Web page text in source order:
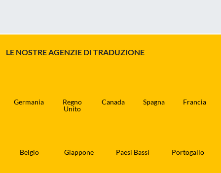
LE NOSTRE AGENZIE DI TRADUZIONE
Germania
Regno
Unito
Canada Spagna Francia
Belgio Giappone Paesi Bassi Portogallo